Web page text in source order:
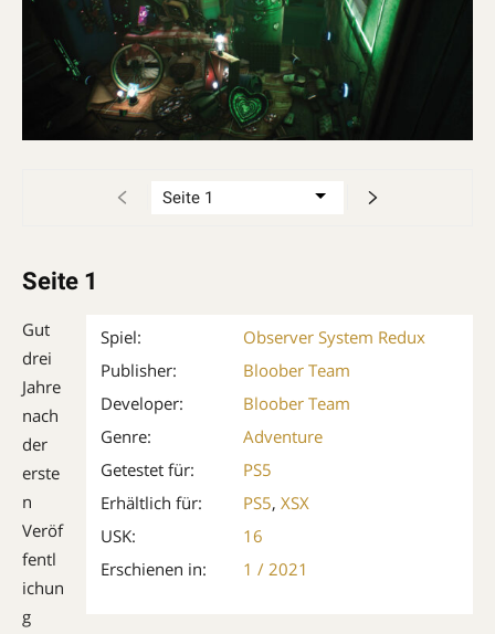
Seite 1
Spiel:
Observer System Redux
Publisher:
Bloober Team
Developer:
Bloober Team
Genre:
Adventure
Getestet für:
PS5
Erhältlich für:
PS5, XSX
USK:
16
Erschienen in:
1 / 2021
Gut
drei
Jahre
nach
der
erste
n
Veröf
fentl
ichun
g